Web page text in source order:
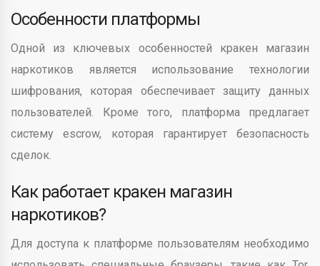
Особенности платформы
Одной из ключевых особенностей кракен магазин
наркотиков является использование технологии
шифрования, которая обеспечивает защиту данных
пользователей. Кроме того, платформа предлагает
систему escrow, которая гарантирует безопасность
сделок.
Как работает кракен магазин
наркотиков?
Для доступа к платформе пользователям необходимо